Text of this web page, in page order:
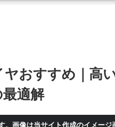
おすすめ｜高
適解
画像は当サイト作成のイメージ